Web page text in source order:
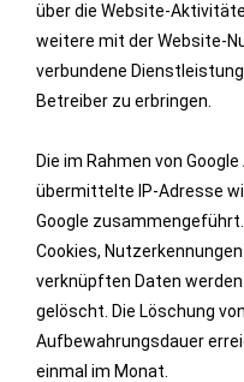
über die Website-
weitere mit der Website-
verbundene
Betreiber zu erbringen.
Die im Rahmen von
übermittelte IP-Adresse
Google
Cookies,
verknüpften Daten
gelöscht. Die Löschung
Aufbewahrungsdauer
einmal im Monat.